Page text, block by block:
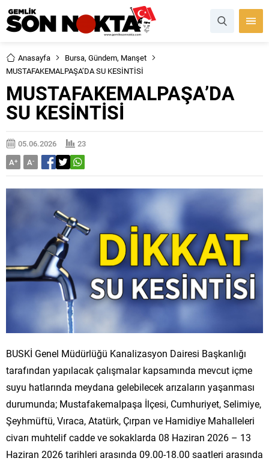
Anasayfa Bursa, Gündem, Manşet
MUSTAFAKEMALPAŞA’DA SU KESİNTİSİ
MUSTAFAKEMALPAŞA’DA
SU KESİNTİSİ
05.06.2026
23
A+ A-
BUSKİ Genel Müdürlüğü Kanalizasyon Dairesi Başkanlığı
tarafından yapılacak çalışmalar kapsamında mevcut içme
suyu hatlarında meydana gelebilecek arızaların yaşanması
durumunda; Mustafakemalpaşa İlçesi, Cumhuriyet, Selimiye,
Şeyhmüftü, Vıraca, Atatürk, Çırpan ve Hamidiye Mahalleleri
civarı muhtelif cadde ve sokaklarda 08 Haziran 2026 – 13
Haziran 2026 tarihleri arasında 09.00-18.00 saatleri arasında